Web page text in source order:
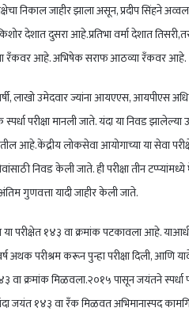
निकाल जाहीर झाला असून, प्रदीप सिंहने
देशात दुसरा आहे.प्रतिभा वर्मा देशात
रँकवर आहे. अभिषेक सराफ आठव्या रँकवर आहे.
लाखो उमेदवार ज्यांना आयएएस, आयपीएस
स्पर्धा परीक्षा मानली जाते. यंदा या निवड
लोकसेवा आयोगाच्या या सेवा
निवड केली जाते. ही परीक्षा तीन
गुणवत्ता यादी जाहीर केली जाते.
या परीक्षेत १४३ वा क्रमांक पटकावला आहे.
वर्ष अथक परीश्रम करून पुन्हा परीक्षा दिली,
वा क्रमांक मिळवला.२०१५ पासून जयंतने
जयंत १४३ वा रॅंक मिळवत अभिमानास्पद